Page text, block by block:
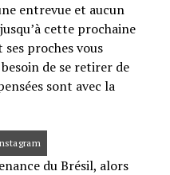
entrevue et aucun
cette prochaine
ses proches vous
de se retirer de
sont avec la
du Brésil, alors